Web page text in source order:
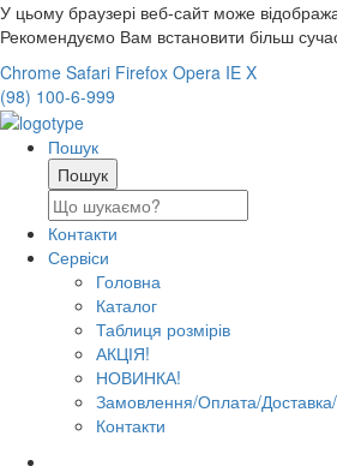
У цьому браузері веб-сайт може
Рекомендуємо Вам встановити більш
Chrome Safari Firefox Opera IE X
(98) 100-6-999
Пошук
Контакти
Сервіси
Головна
Каталог
Таблиця розмірів
АКЦІЯ!
НОВИНКА!
Замовлення/Оплата/
Контакти